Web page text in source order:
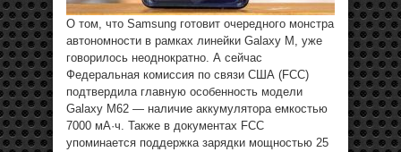
О том, что Samsung готовит очередного монстра
автономности в рамках линейки Galaxy M, уже
говорилось неоднократно. А сейчас
Федеральная комиссия по связи США (FCC)
подтвердила главную особенность модели
Galaxy M62 — наличие аккумулятора емкостью
7000 мА·ч. Также в документах FCC
упоминается поддержка зарядки мощностью 25